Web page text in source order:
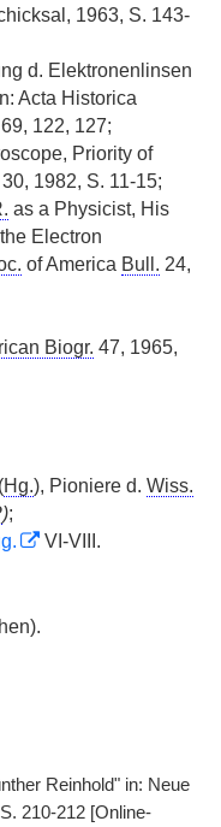
1963, S. 143-
d. Elektronenlinsen
Acta Historica
122, 127;
Priority of
1982, S. 11-15;
as a Physicist, His
Electron
of America Bull. 24,
Biogr. 47, 1965,
Hg.), Pioniere d. Wiss.
);
VI-VIII.
Reinhold" in: Neue
210-212 [Online-